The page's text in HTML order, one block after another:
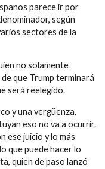
parece ir por
según
sectores de la
no solamente
que Trump terminará
será reelegido.
y una vergüenza,
eso no va a ocurrir.
ese juicio y lo más
que puede hacer lo
quien de paso lanzó